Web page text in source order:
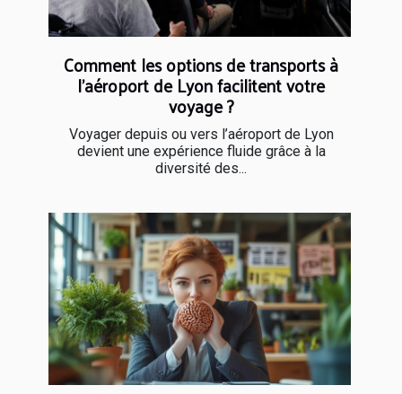
Comment les options de transports à
l’aéroport de Lyon facilitent votre
voyage ?
Voyager depuis ou vers l’aéroport de Lyon
devient une expérience fluide grâce à la
diversité des...